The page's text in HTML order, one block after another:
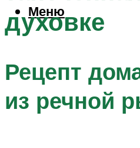
Меню
духовке
Рецепт
из речной